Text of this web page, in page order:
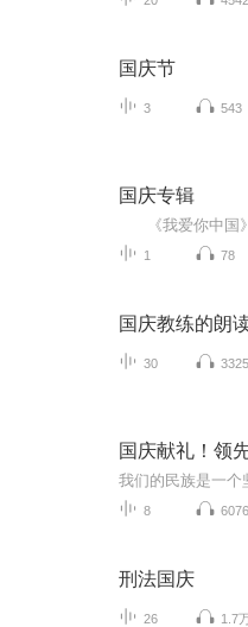
国庆节
3 543
国庆专辑
1 78
国庆教练的朗
30 3325
国庆献礼！领
8 6076
刑法国庆
26 1.7